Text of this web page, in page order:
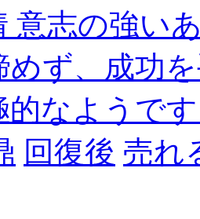
意志の強い
めず、成功
的なようで
回復後 売れ